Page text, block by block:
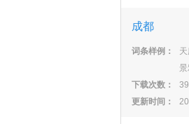
成都
词条样例：
下载次数：
更新时间：